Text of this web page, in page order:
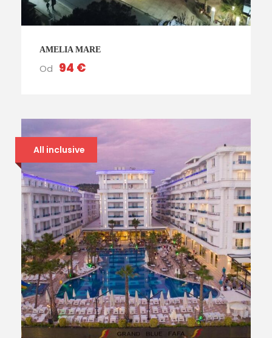
AMELIA MARE
Od 94 €
All inclusive